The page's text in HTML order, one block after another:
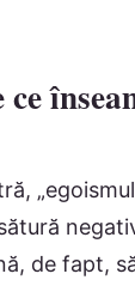
ce
de fapt,